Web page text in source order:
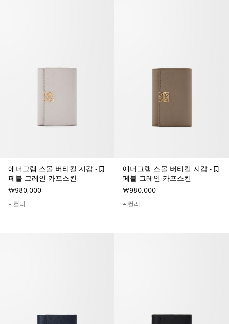
애너그램 스몰 버티컬 지갑 -
페블 그레인 카프스킨
₩980,000
+ 컬러
애너그램 스몰 버티컬 지갑 -
페블 그레인 카프스킨
₩980,000
+ 컬러